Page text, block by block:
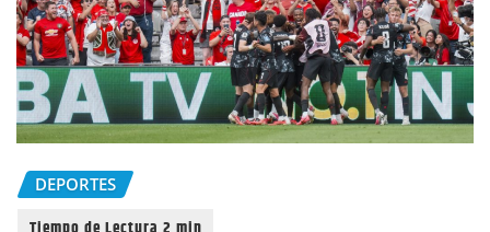
DEPORTES